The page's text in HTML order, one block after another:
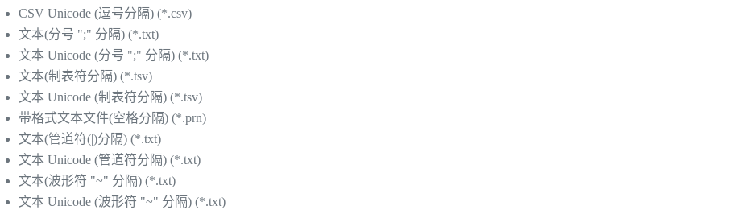
CSV Unicode (逗号分隔) (*.csv)
文本(分号 ";" 分隔) (*.txt)
文本 Unicode (分号 ";" 分隔) (*.txt)
文本(制表符分隔) (*.tsv)
文本 Unicode (制表符分隔) (*.tsv)
带格式文本文件(空格分隔) (*.prn)
文本(管道符(|)分隔) (*.txt)
文本 Unicode (管道符分隔) (*.txt)
文本(波形符 "~" 分隔) (*.txt)
文本 Unicode (波形符 "~" 分隔) (*.txt)